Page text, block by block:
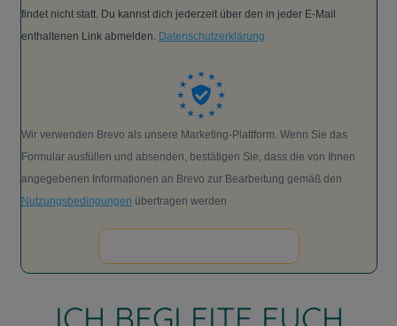
findet nicht statt. Du kannst dich jederzeit über den in jeder E-Mail
enthaltenen Link abmelden. Datenschutzerklärung
Wir verwenden Brevo als unsere Marketing-Plattform. Wenn Sie das
Formular ausfüllen und absenden, bestätigen Sie, dass die von Ihnen
angegebenen Informationen an Brevo zur Bearbeitung gemäß den
Nutzungsbedingungen übertragen werden